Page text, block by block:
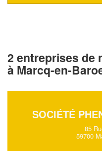
2 entreprises de
à Marcq-en-
SOCIÉTÉ
85
59700
vos